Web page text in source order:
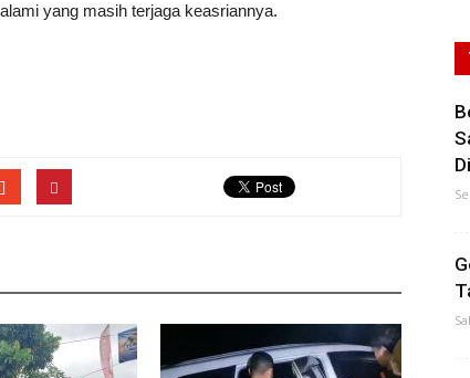
yang masih terjaga keasriannya.